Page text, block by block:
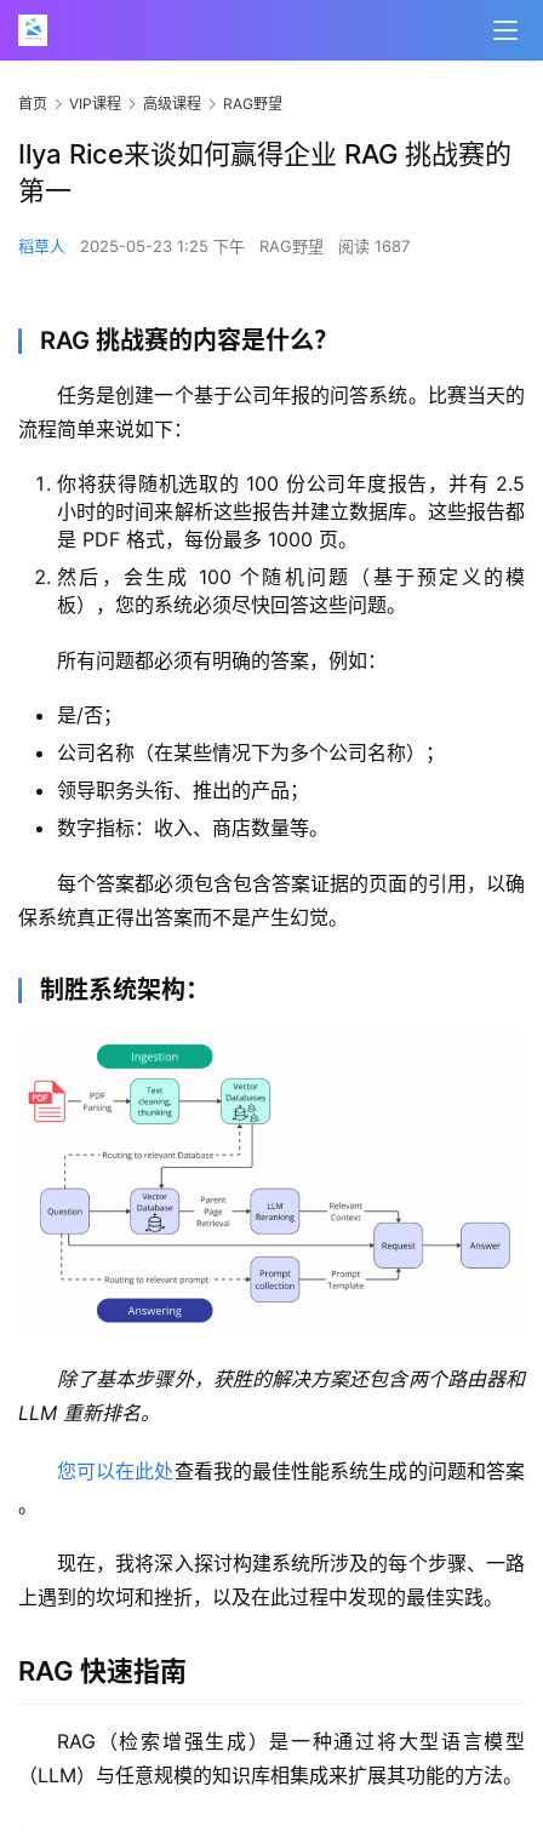
首页 VIP课程 高级课程 RAG野望
Ilya Rice来谈如何赢得企业 RAG 挑战赛的
第一
稻草人 2025-05-23 1:25 下午 RAG野望 阅读 1687
RAG 挑战赛的内容是什么？
任务是创建一个基于公司年报的问答系统。比赛当天的
流程简单来说如下：
你将获得随机选取的 100 份公司年度报告，并有 2.5
小时的时间来解析这些报告并建立数据库。这些报告都
是 PDF 格式，每份最多 1000 页。
然后，会生成 100 个随机问题（基于预定义的模
板），您的系统必须尽快回答这些问题。
所有问题都必须有明确的答案，例如：
是/否；
公司名称（在某些情况下为多个公司名称）；
领导职务头衔、推出的产品；
数字指标：收入、商店数量等。
每个答案都必须包含包含答案证据的页面的引用，以确
保系统真正得出答案而不是产生幻觉。
制胜系统架构：
除了基本步骤外，获胜的解决方案还包含两个路由器和
LLM 重新排名。
您可以在此处查看我的最佳性能系统生成的问题和答案
。
现在，我将深入探讨构建系统所涉及的每个步骤、一路
上遇到的坎坷和挫折，以及在此过程中发现的最佳实践。
RAG 快速指南
RAG（检索增强生成）是一种通过将大型语言模型
（LLM）与任意规模的知识库相集成来扩展其功能的方法。